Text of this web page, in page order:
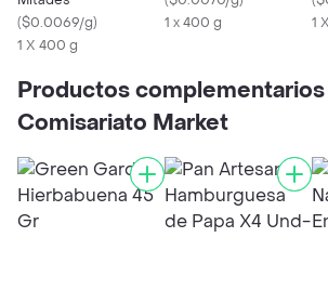
($0.0069/g)
1 X 400 g
1 x 400 g
1
Productos
Comisariato Market